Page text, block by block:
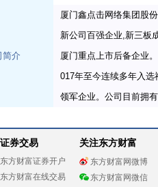
简介
厦门鑫点击网络集团股
新公司百强企业,新三板
厦门重点上市后备企业
017年至今连续多年入
领军企业。公司目前拥
证券交易
东方财富证券开户
东方财富在线交易
关注东方财富
东方财富网微博
东方财富网微信